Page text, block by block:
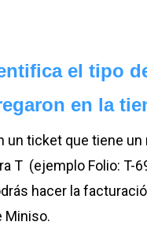
el tipo
en la
un ticket que tiene un
T (ejemplo Folio: T-
hacer la
Miniso.